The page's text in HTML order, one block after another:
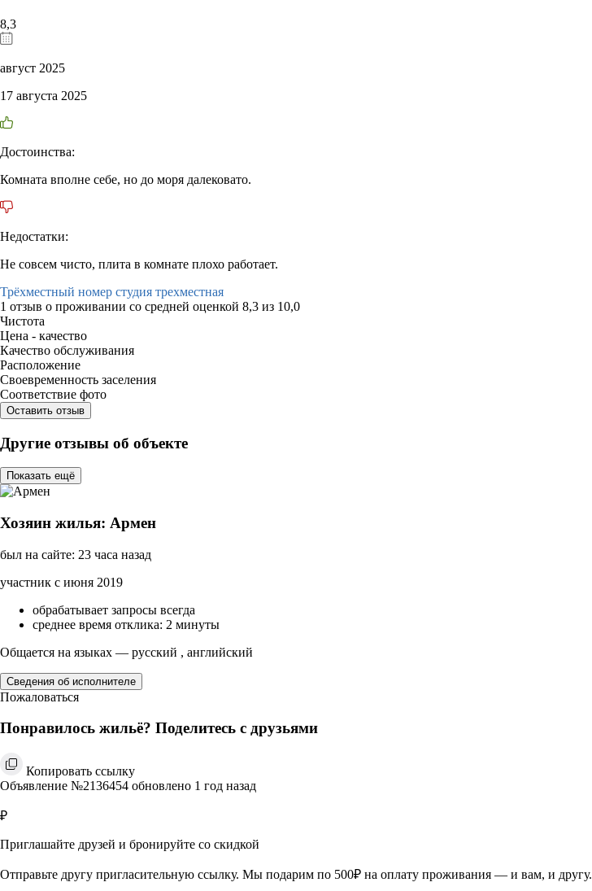
8,3
август 2025
17 августа 2025
Достоинства:
Комната вполне себе, но до моря далековато.
Недостатки:
Не совсем чисто, плита в комнате плохо работает.
Трёхместный номер студия трехместная
1 отзыв о проживании со средней оценкой 8,3 из 10,0
Чистота
Цена - качество
Качество обслуживания
Расположение
Своевременность заселения
Соответствие фото
Оставить отзыв
Другие отзывы об объекте
Показать ещё
Хозяин жилья: Армен
был на сайте: 23 часа назад
участник с июня 2019
обрабатывает запросы всегда
среднее время отклика: 2 минуты
Общается на языках — русский , английский
Сведения об исполнителе
Пожаловаться
Понравилось жильё? Поделитесь с друзьями
Копировать ссылку
Объявление №2136454 обновлено 1 год назад
₽
Приглашайте друзей и бронируйте со скидкой
Отправьте другу пригласительную ссылку. Мы подарим по 500₽ на оплату проживания — и вам, и другу.